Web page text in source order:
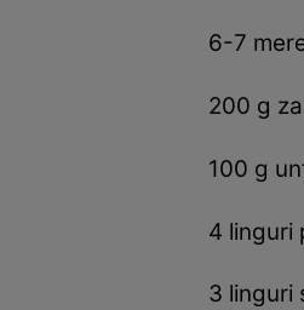
6-7
200 g
100 g
4 linguri
3 linguri